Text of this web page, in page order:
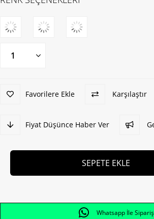
Favorilere Ekle Karşılaştır
Fiyat Düşünce Haber Ver
Whatsapp İle